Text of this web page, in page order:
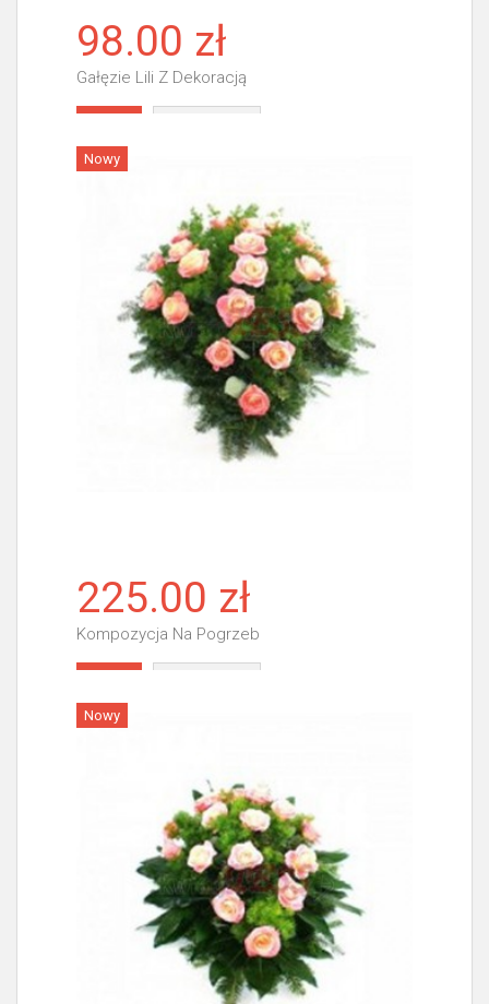
98.00 zł
Gałęzie Lili Z Dekoracją
Nowy
225.00 zł
Kompozycja Na Pogrzeb
Nowy